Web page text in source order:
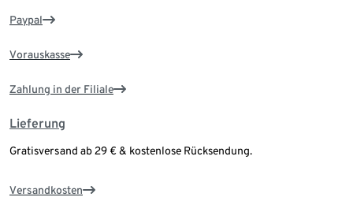
Paypal
Vorauskasse
Zahlung in der Filiale
Lieferung
Gratisversand ab 29 € & kostenlose Rücksendung.
Versandkosten